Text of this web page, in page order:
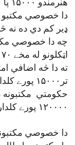
دا خصوصي مکتبو
ډير کم دي ده نه
چه دا خصوصي
تر۱۵۰۰۰
حکومتي مکتبونه
۱۲۰۰۰۰ پورے کلدارے ورکوي
دا خصوصي